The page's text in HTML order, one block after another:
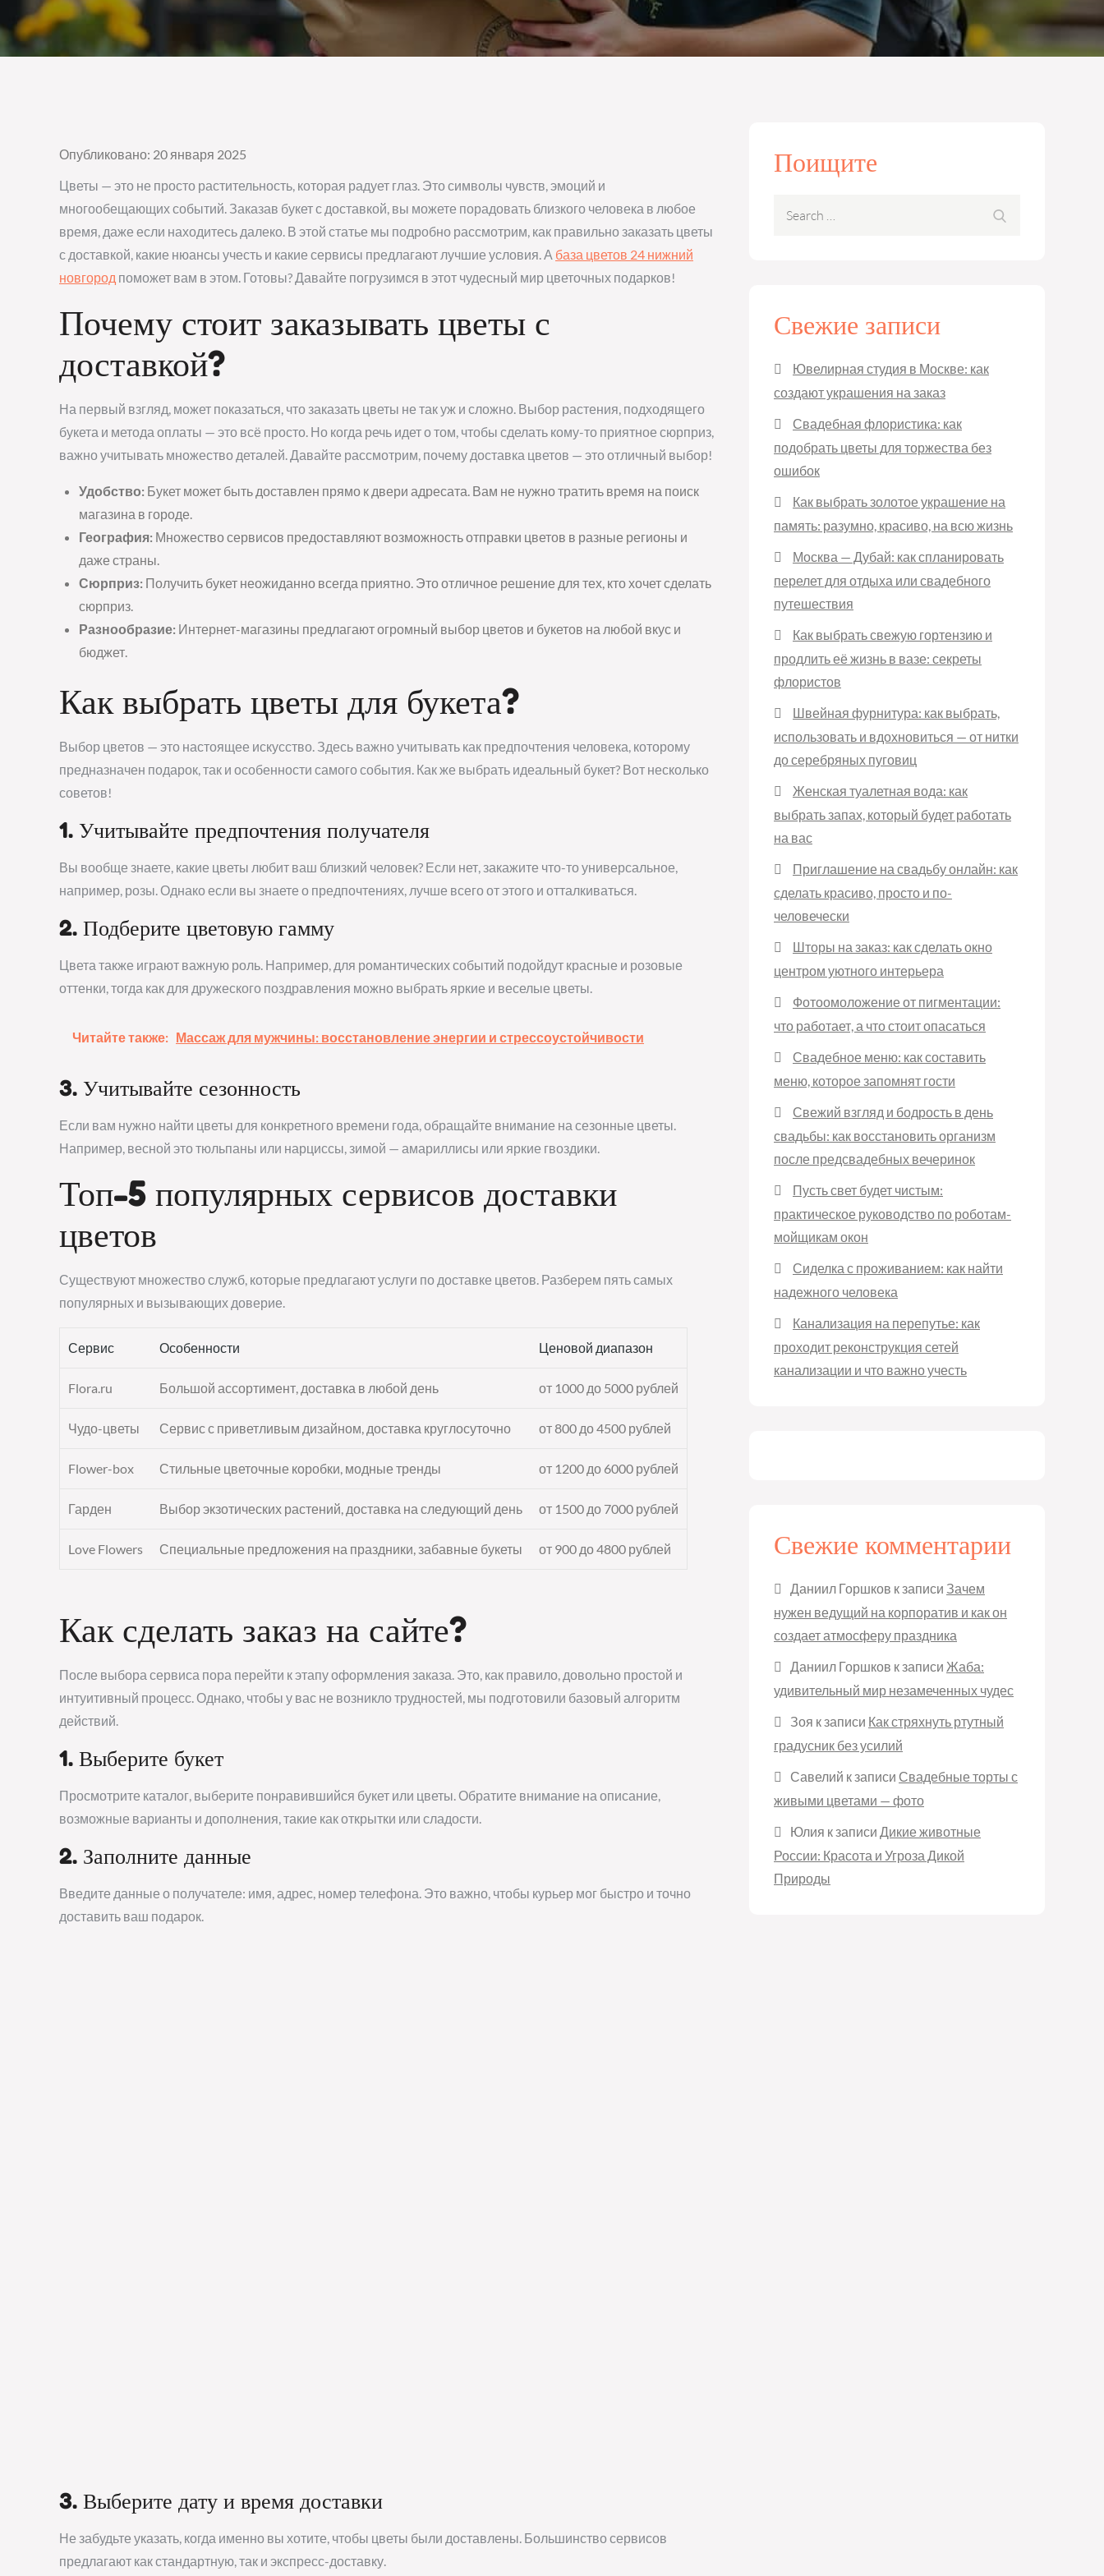
Опубликовано: 20 января 2025
Цветы — это не просто растительность, которая радует глаз. Это символы чувств, эмоций и
многообещающих событий. Заказав букет с доставкой, вы можете порадовать близкого человека в любое
время, даже если находитесь далеко. В этой статье мы подробно рассмотрим, как правильно заказать цветы
с доставкой, какие нюансы учесть и какие сервисы предлагают лучшие условия. А база цветов 24 нижний
новгород поможет вам в этом. Готовы? Давайте погрузимся в этот чудесный мир цветочных подарков!
Почему стоит заказывать цветы с
доставкой?
На первый взгляд, может показаться, что заказать цветы не так уж и сложно. Выбор растения, подходящего
букета и метода оплаты — это всё просто. Но когда речь идет о том, чтобы сделать кому-то приятное сюрприз,
важно учитывать множество деталей. Давайте рассмотрим, почему доставка цветов — это отличный выбор!
Удобство: Букет может быть доставлен прямо к двери адресата. Вам не нужно тратить время на поиск
магазина в городе.
География: Множество сервисов предоставляют возможность отправки цветов в разные регионы и
даже страны.
Сюрприз: Получить букет неожиданно всегда приятно. Это отличное решение для тех, кто хочет сделать
сюрприз.
Разнообразие: Интернет-магазины предлагают огромный выбор цветов и букетов на любой вкус и
бюджет.
Как выбрать цветы для букета?
Выбор цветов — это настоящее искусство. Здесь важно учитывать как предпочтения человека, которому
предназначен подарок, так и особенности самого события. Как же выбрать идеальный букет? Вот несколько
советов!
1. Учитывайте предпочтения получателя
Вы вообще знаете, какие цветы любит ваш близкий человек? Если нет, закажите что-то универсальное,
например, розы. Однако если вы знаете о предпочтениях, лучше всего от этого и отталкиваться.
2. Подберите цветовую гамму
Цвета также играют важную роль. Например, для романтических событий подойдут красные и розовые
оттенки, тогда как для дружеского поздравления можно выбрать яркие и веселые цветы.
Читайте также: Массаж для мужчины: восстановление энергии и стрессоустойчивости
3. Учитывайте сезонность
Если вам нужно найти цветы для конкретного времени года, обращайте внимание на сезонные цветы.
Например, весной это тюльпаны или нарциссы, зимой — амариллисы или яркие гвоздики.
Топ-5 популярных сервисов доставки
цветов
Существуют множество служб, которые предлагают услуги по доставке цветов. Разберем пять самых
популярных и вызывающих доверие.
Сервис Особенности Ценовой диапазон
Flora.ru Большой ассортимент, доставка в любой день от 1000 до 5000 рублей
Чудо-цветы Сервис с приветливым дизайном, доставка круглосуточно от 800 до 4500 рублей
Flower-box Стильные цветочные коробки, модные тренды от 1200 до 6000 рублей
Гарден Выбор экзотических растений, доставка на следующий день от 1500 до 7000 рублей
Love Flowers Специальные предложения на праздники, забавные букеты от 900 до 4800 рублей
Как сделать заказ на сайте?
После выбора сервиса пора перейти к этапу оформления заказа. Это, как правило, довольно простой и
интуитивный процесс. Однако, чтобы у вас не возникло трудностей, мы подготовили базовый алгоритм
действий.
1. Выберите букет
Просмотрите каталог, выберите понравившийся букет или цветы. Обратите внимание на описание,
возможные варианты и дополнения, такие как открытки или сладости.
2. Заполните данные
Введите данные о получателе: имя, адрес, номер телефона. Это важно, чтобы курьер мог быстро и точно
доставить ваш подарок.
3. Выберите дату и время доставки
Не забудьте указать, когда именно вы хотите, чтобы цветы были доставлены. Большинство сервисов
предлагают как стандартную, так и экспресс-доставку.
Поищите
Свежие записи
Ювелирная студия в Москве: как
создают украшения на заказ
Свадебная флористика: как
подобрать цветы для торжества без
ошибок
Как выбрать золотое украшение на
память: разумно, красиво, на всю жизнь
Москва — Дубай: как спланировать
перелет для отдыха или свадебного
путешествия
Как выбрать свежую гортензию и
продлить её жизнь в вазе: секреты
флористов
Швейная фурнитура: как выбрать,
использовать и вдохновиться — от нитки
до серебряных пуговиц
Женская туалетная вода: как
выбрать запах, который будет работать
на вас
Приглашение на свадьбу онлайн: как
сделать красиво, просто и по-
человечески
Шторы на заказ: как сделать окно
центром уютного интерьера
Фотоомоложение от пигментации:
что работает, а что стоит опасаться
Свадебное меню: как составить
меню, которое запомнят гости
Свежий взгляд и бодрость в день
свадьбы: как восстановить организм
после предсвадебных вечеринок
Пусть свет будет чистым:
практическое руководство по роботам-
мойщикам окон
Сиделка с проживанием: как найти
надежного человека
Канализация на перепутье: как
проходит реконструкция сетей
канализации и что важно учесть
Свежие комментарии
Даниил Горшков к записи Зачем
нужен ведущий на корпоратив и как он
создает атмосферу праздника
Даниил Горшков к записи Жаба:
удивительный мир незамеченных чудес
Зоя к записи Как стряхнуть ртутный
градусник без усилий
Савелий к записи Свадебные торты с
живыми цветами — фото
Юлия к записи Дикие животные
России: Красота и Угроза Дикой
Природы